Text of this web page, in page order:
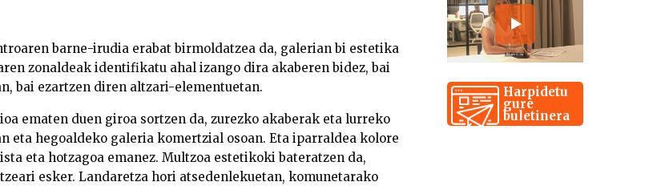
barne-irudia erabat birmoldatzea da, galerian bi estetika
zonaldeak identifikatu ahal izango dira akaberen bidez, bai
bai ezartzen diren altzari-elementuetan.
ematen duen giroa sortzen da, zurezko akaberak eta lurreko
eta hegoaldeko galeria komertzial osoan. Eta iparraldea kolore
eta hotzagoa emanez. Multzoa estetikoki bateratzen da,
esker. Landaretza hori atsedenlekuetan, komunetarako
Harpidetu
gure
buletinera